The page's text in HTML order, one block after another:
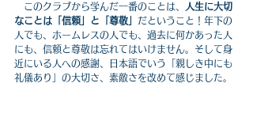
このクラブから学んだ一番のことは、
人生に大切
なことは「信頼」と「尊敬」 だということ！年下の
人でも、ホームレスの人でも、過去に何かあった人
にも、信頼と尊敬は忘れてはいけません。そして身
近にいる人への感謝、日本語でいう「親しき中にも
礼儀あり」の大切さ、素敵さを改めて感じました。